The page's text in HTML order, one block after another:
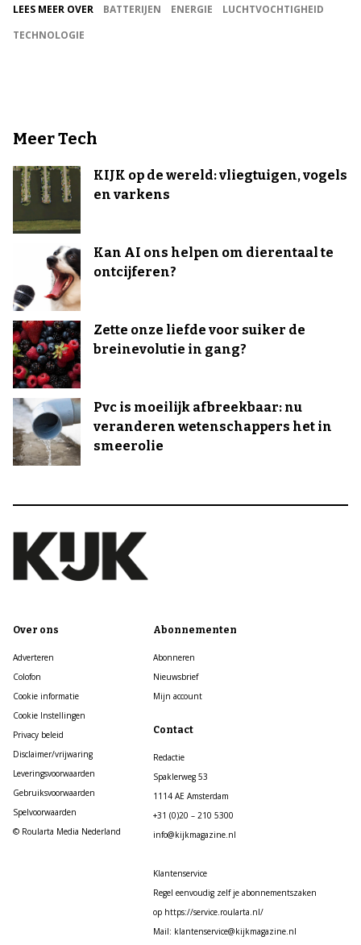
LEES MEER OVER BATTERIJEN ENERGIE
LUCHTVOCHTIGHEID
TECHNOLOGIE
Meer Tech
KIJK op de wereld: vliegtuigen, vogels
en varkens
Kan AI ons helpen om dierentaal te
ontcijferen?
Zette onze liefde voor suiker de
breinevolutie in gang?
Pvc is moeilijk afbreekbaar: nu
veranderen wetenschappers het in
smeerolie
Over ons
Adverteren
Colofon
Cookie informatie
Cookie Instellingen
Privacy beleid
Disclaimer/vrijwaring
Leveringsvoorwaarden
Gebruiksvoorwaarden
Spelvoorwaarden
© Roularta Media Nederland
Abonnementen
Abonneren
Nieuwsbrief
Mijn account
Contact
Redactie
Spaklerweg 53
1114 AE Amsterdam
+31 (0)20 – 210 5300
info@kijkmagazine.nl
Klantenservice
Regel eenvoudig zelf je abonnementszaken
op https://service.roularta.nl/
Mail: klantenservice@kijkmagazine.nl